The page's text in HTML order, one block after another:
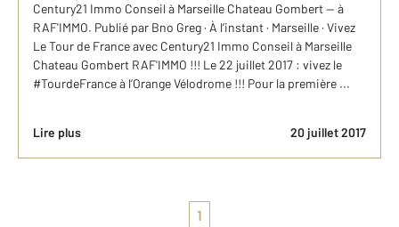
Century21 Immo Conseil à Marseille Chateau Gombert — à
RAF'IMMO. Publié par Bno Greg · À l’instant · Marseille · Vivez
Le Tour de France avec Century21 Immo Conseil à Marseille
Chateau Gombert RAF'IMMO !!! Le 22 juillet 2017 : vivez le
#TourdeFrance à l’Orange Vélodrome !!! Pour la première ...
Lire plus 20 juillet 2017
1